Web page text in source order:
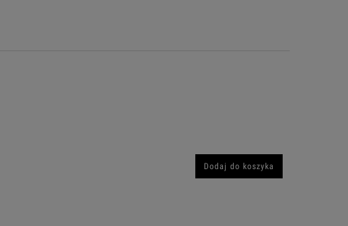
Dodaj do koszyka